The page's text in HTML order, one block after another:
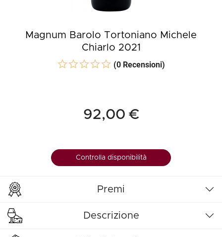
Magnum Barolo Tortoniano Michele
Chiarlo 2021
(0 Recensioni)
92,00 €
Controlla disponibilità
Premi
Descrizione